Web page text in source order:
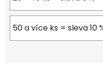
50 a více ks = sleva 10